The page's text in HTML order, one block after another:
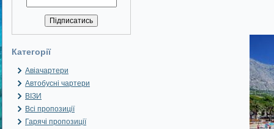
Категорії
Авіачартери
Автобусні чартери
ВІЗИ
Всі пропозиції
Гарячі пропозиції